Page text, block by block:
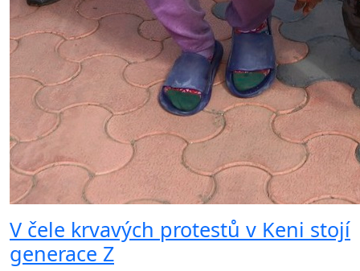
V čele krvavých protestů v Keni stojí
generace Z